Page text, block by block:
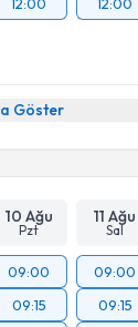
Göster
10 Ağu
Pzt
11 Ağu
Sal
09:00
09:15
09:00
09:15